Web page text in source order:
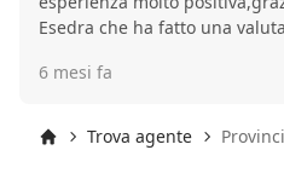
Esedra che ha fatto una
immobiliare,non ho dovuto
6 mesi fa
Trova agente